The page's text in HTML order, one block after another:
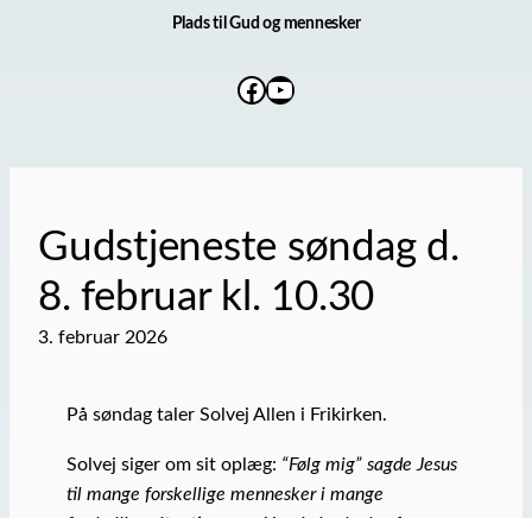
Plads til Gud og mennesker
Facebook
YouTube
Gudstjeneste søndag d.
8. februar kl. 10.30
3. februar 2026
På søndag taler Solvej Allen i Frikirken.
Solvej siger om sit oplæg: “Følg mig” sagde Jesus
til mange forskellige mennesker i mange